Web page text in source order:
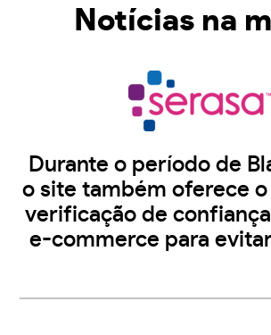
Notícias na
Durante o período de
o site também oferece
verificação de
e-commerce para